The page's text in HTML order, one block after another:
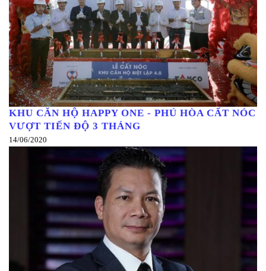
KHU CĂN HỘ HAPPY ONE - PHÚ HÒA CẤT NÓC
VƯỢT TIẾN ĐỘ 3 THÁNG
14/06/2020